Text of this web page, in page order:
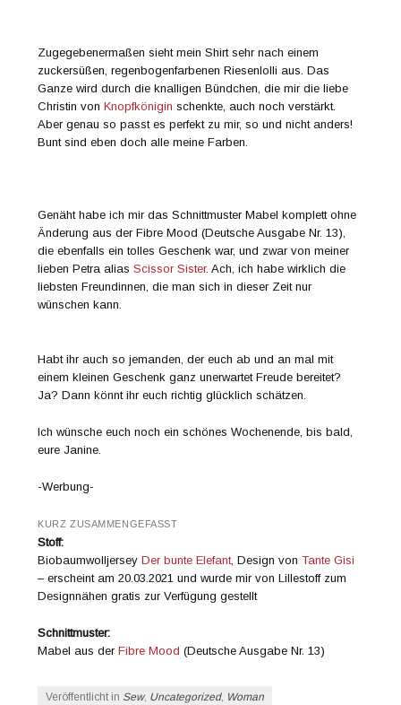
Zugegebenermaßen sieht mein Shirt sehr nach einem
zuckersüßen, regenbogenfarbenen Riesenlolli aus. Das
Ganze wird durch die knalligen Bündchen, die mir die liebe
Christin vonKnopfkönigin schenkte, auch noch verstärkt.
Aber genau so passt es perfekt zu mir, so und nicht anders!
Bunt sind eben doch alle meine Farben.
Genäht habe ich mir das Schnittmuster Mabel komplett ohne
Änderung aus der Fibre Mood (Deutsche Ausgabe Nr. 13),
die ebenfalls ein tolles Geschenk war, und zwar von meiner
lieben Petra aliasScissor Sister. Ach, ich habe wirklich die
liebsten Freundinnen, die man sich in dieser Zeit nur
wünschen kann.
Habt ihr auch so jemanden, der euch ab und an mal mit
einem kleinen Geschenk ganz unerwartet Freude bereitet?
Ja? Dann könnt ihr euch richtig glücklich schätzen.
Ich wünsche euch noch ein schönes Wochenende, bis bald,
eure Janine.
-Werbung-
KURZ ZUSAMMENGEFASST
Stoff:
BiobaumwolljerseyDer bunte Elefant, Design vonTante Gisi
– erscheint am 20.03.2021 und wurde mir von Lillestoff zum
Designnähen gratis zur Verfügung gestellt
Schnittmuster:
Mabel aus derFibre Mood (Deutsche Ausgabe Nr. 13)
Veröffentlicht in Sew, Uncategorized, Woman